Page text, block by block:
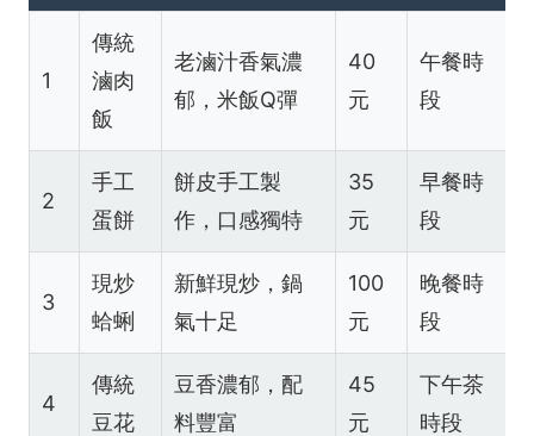
1
傳統
滷肉
飯
老滷汁香氣濃
郁，米飯Q彈
40
元
午餐時
段
2
手工
蛋餅
餅皮手工製
作，口感獨特
35
元
早餐時
段
3
現炒
蛤蜊
新鮮現炒，鍋
氣十足
100
元
晚餐時
段
4
傳統
豆花
豆香濃郁，配
料豐富
45
元
下午茶
時段